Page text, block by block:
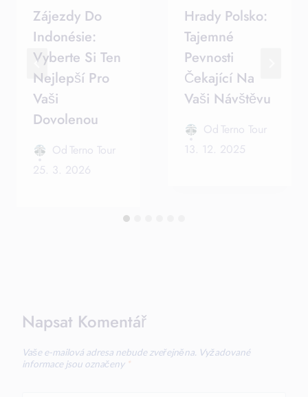
Zájezdy Do
Indonésie:
Vyberte Si Ten
Nejlepší Pro
Vaši
Dovolenou
Od Terno Tour
25. 3. 2026
Hrady Polsko:
Tajemné
Pevnosti
Čekající Na
Vaši Návštěvu
Od Terno Tour
13. 12. 2025
Napsat Komentář
Vaše e-mailová adresa nebude zveřejněna. Vyžadované
informace jsou označeny *